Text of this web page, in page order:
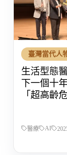
臺灣當代人
生活型態
下一個十
「超高齡
醫療 AI